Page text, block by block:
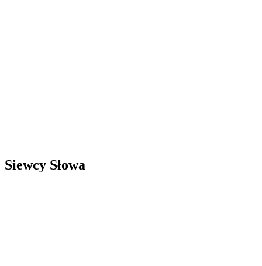
Siewcy Słowa